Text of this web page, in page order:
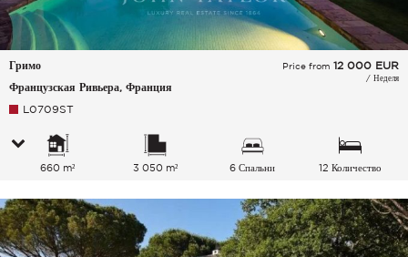
Гримо
Французская Ривьера, Франция
Price from 12 000 EUR
/ Неделя
L0709ST
660 m² 3 050 m² 6 Спальни
12 Количество